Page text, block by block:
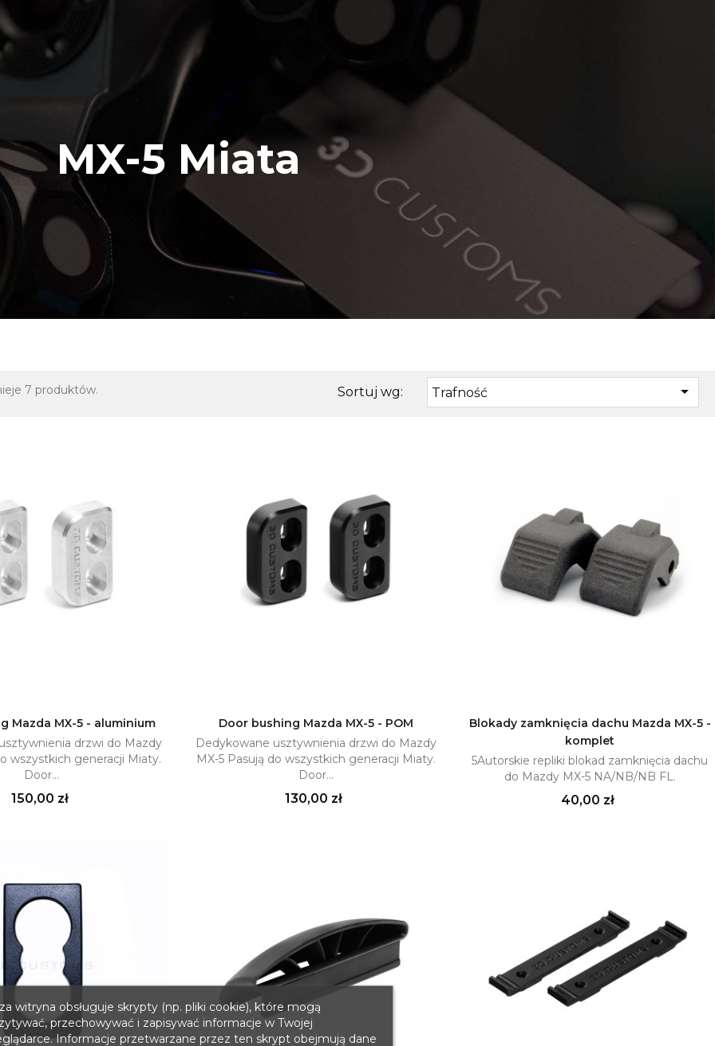
MX-5 Miata
7 produktów. Sortuj wg: Trafność 
Dodaj do koszyka
Mazda MX-5 - aluminium
drzwi do Mazdy
wszystkich generacji Miaty.
Door...
Cena
150,00 zł
 Dodaj do koszyka
Door bushing Mazda MX-5 - POM
Dedykowane usztywnienia drzwi do Mazdy
MX-5 Pasują do wszystkich generacji Miaty.
Door...
Cena
130,00 zł
Dodaj do koszyka
Blokady zamknięcia dachu Mazda MX-5 -
komplet
5Autorskie repliki blokad zamknięcia dachu
do Mazdy MX-5 NA/NB/NB FL.
Cena
40,00 zł
witryna obsługuje skrypty (np. pliki cookie), które mogą
przechowywać i zapisywać informacje w Twojej
Informacje przetwarzane przez ten skrypt obejmują dane